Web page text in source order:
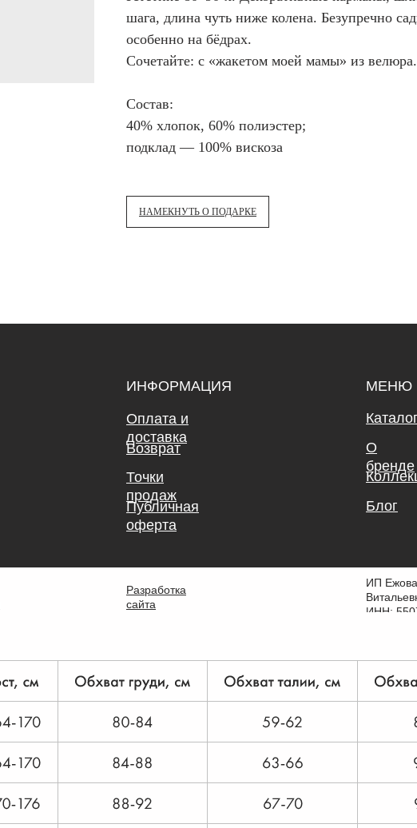
шага, длина чуть ниже колена. Безупречно
особенно на бёдрах.
Сочетайте: с «жакетом моей мамы» из велюра.
Состав:
40% хлопок, 60% полиэстер;
подклад — 100% вискоза
НАМЕКНУТЬ О ПОДАРКЕ
ИНФОРМАЦИЯ
Оплата и
доставка
Возврат
Точки
продаж
Публичная
оферта
МЕНЮ
Каталог
О
бренде
Блог
Разработка
сайта
ИП
ИНН: